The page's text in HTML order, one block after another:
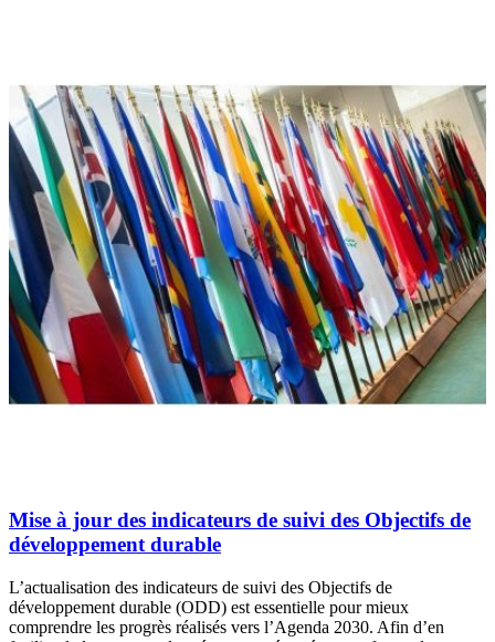
Mise à jour des indicateurs de suivi des Objectifs de
développement durable
L’actualisation des indicateurs de suivi des Objectifs de
développement durable (ODD) est essentielle pour mieux
comprendre les progrès réalisés vers l’Agenda 2030. Afin d’en